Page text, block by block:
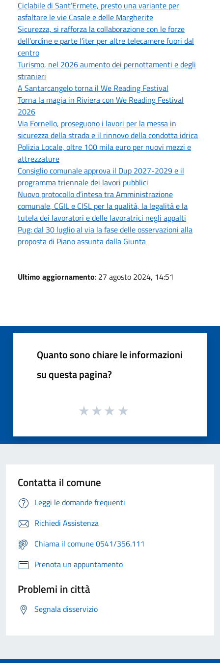
Ciclabile di Sant’Ermete, presto una variante per
asfaltare le vie Casale e delle Margherite
Sicurezza, si rafforza la collaborazione con le forze
dell’ordine e parte l’iter per altre telecamere fuori dal
centro
Turismo, nel 2026 aumento dei pernottamenti e degli
stranieri
A Santarcangelo torna il We Reading Festival
Torna la magia in Riviera con We Reading Festival
2026
Via Fornello, proseguono i lavori per la messa in
sicurezza della strada e il rinnovo della condotta idrica
Polizia Locale, oltre 100 mila euro per nuovi mezzi e
attrezzature
Consiglio comunale approva il Dup 2027-2029 e il
programma triennale dei lavori pubblici
Nuovo protocollo d’intesa tra Amministrazione
comunale, CGIL e CISL per la qualità, la legalità e la
tutela dei lavoratori e delle lavoratrici negli appalti
Pug: dal 30 luglio al via la fase delle osservazioni alla
proposta di Piano assunta dalla Giunta
Ultimo aggiornamento: 27 agosto 2024, 14:51
Quanto sono chiare le informazioni
su questa pagina?
Contatta il comune
Leggi le domande frequenti
Richiedi Assistenza
Chiama il comune 0541/356.111
Prenota un appuntamento
Problemi in città
Segnala disservizio